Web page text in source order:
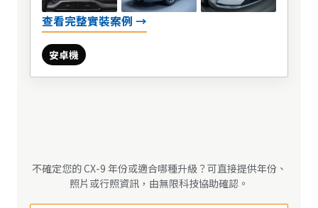
查看完整實裝案例 →
安卓機
不確定您的 CX-9 年份或適合哪種升級？可直接提供年份、
照片或行照資訊，由無限科技協助確認。